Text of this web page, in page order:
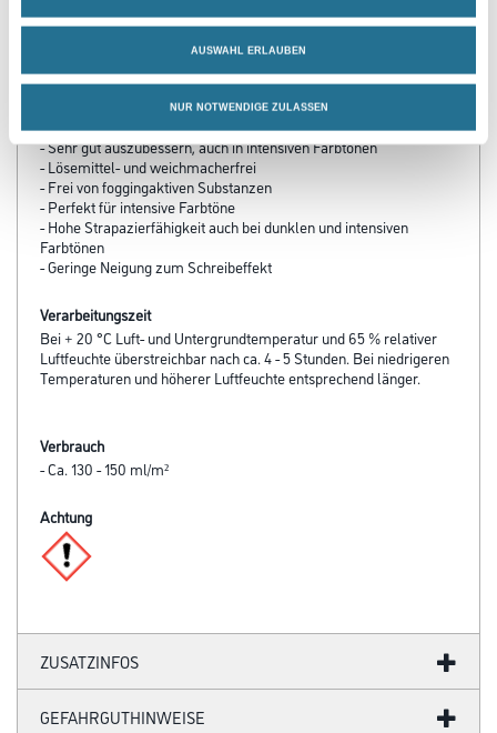
AUSWAHL ERLAUBEN
NUR NOTWENDIGE ZULASSEN
PRODUKTEIGENSCHAFTEN
- Einschichtfarbe mit hoher Reichweite
- Sehr gut auszubessern, auch in intensiven Farbtönen
- Lösemittel- und weichmacherfrei
- Frei von foggingaktiven Substanzen
- Perfekt für intensive Farbtöne
- Hohe Strapazierfähigkeit auch bei dunklen und intensiven
Farbtönen
- Geringe Neigung zum Schreibeffekt
Verarbeitungszeit
Bei + 20 °C Luft- und Untergrundtemperatur und 65 % relativer
Luftfeuchte überstreichbar nach ca. 4 - 5 Stunden. Bei niedrigeren
Temperaturen und höherer Luftfeuchte entsprechend länger.
Verbrauch
- Ca. 130 - 150 ml/m²
Achtung
ZUSATZINFOS
GEFAHRGUTHINWEISE